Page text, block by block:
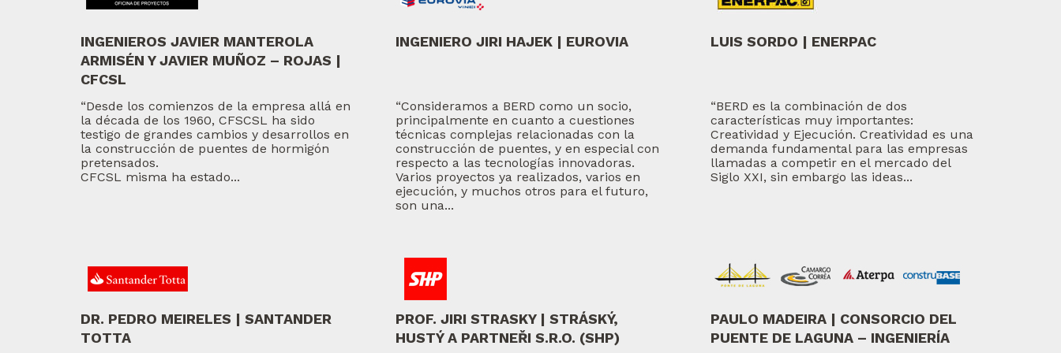
INGENIEROS JAVIER MANTEROLA
ARMISÉN Y JAVIER MUÑOZ – ROJAS |
CFCSL
“Desde los comienzos de la empresa allá en
la década de los 1960, CFSCSL ha sido
testigo de grandes cambios y desarrollos en
la construcción de puentes de hormigón
pretensados.
CFCSL misma ha estado...
INGENIERO JIRI HAJEK | EUROVIA
“Consideramos a BERD como un socio,
principalmente en cuanto a cuestiones
técnicas complejas relacionadas con la
construcción de puentes, y en especial con
respecto a las tecnologías innovadoras.
Varios proyectos ya realizados, varios en
ejecución, y muchos otros para el futuro,
son una...
LUIS SORDO | ENERPAC
“BERD es la combinación de dos
características muy importantes:
Creatividad y Ejecución. Creatividad es una
demanda fundamental para las empresas
llamadas a competir en el mercado del
Siglo XXI, sin embargo las ideas...
DR. PEDRO MEIRELES | SANTANDER
TOTTA
PROF. JIRI STRASKY | STRÁSKÝ,
HUSTÝ A PARTNEŘI S.R.O. (SHP)
PAULO MADEIRA | CONSORCIO DEL
PUENTE DE LAGUNA – INGENIERÍA